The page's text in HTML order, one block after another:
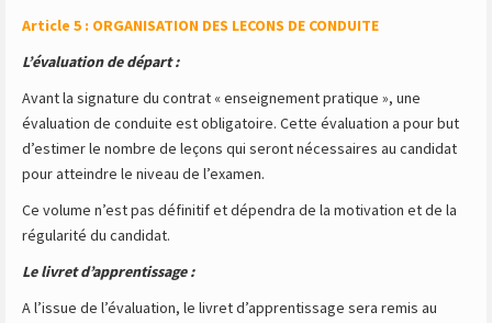
Article 5 : ORGANISATION DES LECONS DE CONDUITE
L’évaluation de départ :
Avant la signature du contrat « enseignement pratique », une
évaluation de conduite est obligatoire. Cette évaluation a pour but
d’estimer le nombre de leçons qui seront nécessaires au candidat
pour atteindre le niveau de l’examen.
Ce volume n’est pas définitif et dépendra de la motivation et de la
régularité du candidat.
Le livret d’apprentissage :
A l’issue de l’évaluation, le livret d’apprentissage sera remis au